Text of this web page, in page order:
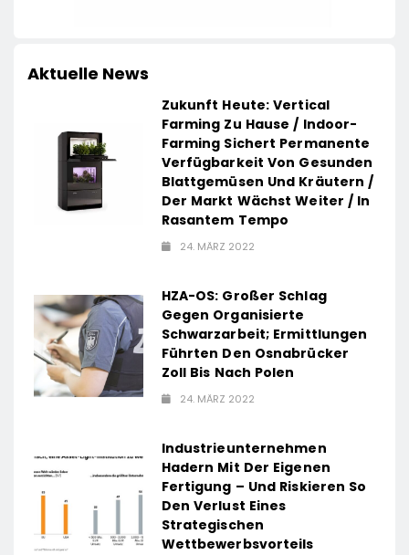
Aktuelle News
Zukunft Heute: Vertical
Farming Zu Hause / Indoor-
Farming Sichert Permanente
Verfügbarkeit Von Gesunden
Blattgemüsen Und Kräutern /
Der Markt Wächst Weiter / In
Rasantem Tempo
24. MÄRZ 2022
HZA-OS: Großer Schlag
Gegen Organisierte
Schwarzarbeit; Ermittlungen
Führten Den Osnabrücker
Zoll Bis Nach Polen
24. MÄRZ 2022
Industrieunternehmen
Hadern Mit Der Eigenen
Fertigung – Und Riskieren So
Den Verlust Eines
Strategischen
Wettbewerbsvorteils